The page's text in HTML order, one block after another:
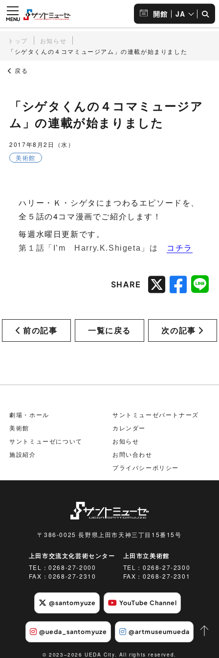
開館 JA
トップ
お知らせ
「シゲタくんの４コマミュージアム」の連載が始まりました
戻る
「シゲタくんの４コマミュージア
ム」の連載が始まりました
2017年8月2日（水）
美術館
ハリー・Ｋ・シゲタにまつわるエピソードを、
全５話の4コマ漫画でご紹介します！
毎週水曜日更新です。
第１話「I’m Harry.K.Shigeta」は コチラ
SHARE
前の記事 一覧に戻る 次の記事
劇場・ホール
美術館
サントミューゼについて
施設紹介
サントミューゼパートナーズ
カレンダー
お知らせ
お問い合わせ
プライバシーポリシー
〒386-0025 長野県上田市天神三丁目15番15号
上田市交流文化芸術センター
TEL：0268-27-2000
FAX：0268-27-2310
上田市立美術館
TEL： 0268-27-2300
FAX：0268-27-2301
@santomyuze YouTube Channel
@ueda_santomyuze @artmuseumueda
© 2023–2026 UEDA City. All rights reserved.